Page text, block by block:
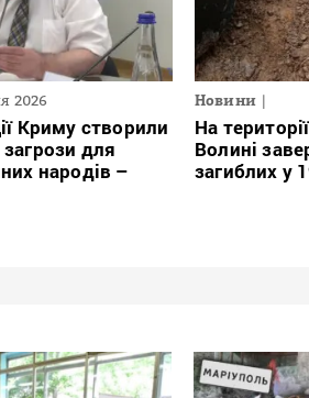
2026
Криму створили
для
народів –
Новини
На
Волині
загиблих у